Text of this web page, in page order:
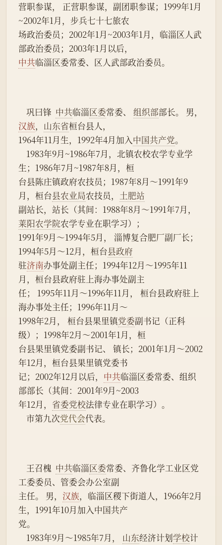
营职参谋， 正营职参谋，副团职参谋；1999年1月
~2002年1月，步兵七十七旅农
场政治委员；2002年1月~2003年1月，临淄区人武
部政治委员；2003年1月以后，
中共临淄区委常委、区人武部政治委员。
    巩曰锋
中共临淄区委常委、 组织部部长。 男，
汉族， 山东省桓台县人，
1964年11月生，1992年4月加入中国共产党。
生；1986年7月~1987年8月，桓
台县陈庄镇政府农技员；1987年8月～1991年9
月，桓台县农业局农技员， 土肥站
副站长，站长（其间：1988年8月～1991年7月，
莱阳农学院农学专业在职学习）；
1991年9月～1994年5月， 淄博复合肥厂副厂长；
1994年5月～12月，桓台县政府
驻济南办事处副主任；1994年12月～1995年11
月，桓台县政府驻上海办事处副主
任； 1995年11月～1996年11月， 桓台县政府驻上
海办事处主任；1996年11月～
1998年2月， 桓台县果里镇党委副书记（正科
级）；1998年2月～2001年1月，桓
台县果里镇党委副书记、 镇长；2001年1月～2002
年12月，桓台县果里镇党委书
记；2002年12月以后， 中共临淄区委常委、组织
部部长（其间：2001年9月~2003
年12月， 省委党校法律专业在职学习）。
    市第九次
党代会代表。
    王召槐
中共临淄区委常委、齐鲁化学工业区党
工委委员、管委会办公室副
主任。 男， 汉族，临淄区稷下街道人，1966年2月
生，1991年10月加入中国共产
党。
    1983年9月～1985年7月，
山东经济计划学校计